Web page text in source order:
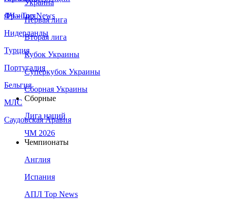
Франция
Нидерланды
Турция
Португалия
Бельгия
МЛС
Саудовская Аравия
ЛЧ - Top News
Украина
Первая лига
Вторая лига
Кубок Украины
Суперкубок Украины
Сборная Украины
Сборные
Лига наций
ЧМ 2026
Чемпионаты
Англия
Испания
АПЛ Top News